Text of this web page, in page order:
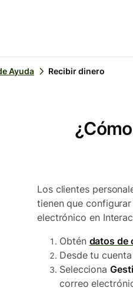
Ayuda Recibir dinero
Los clientes
tienen que
electrónico en
Obtén datos de
Desde tu
Selecciona
correo